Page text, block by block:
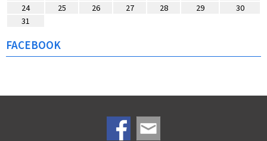
24
25 26 27 28 29
30
31
FACEBOOK